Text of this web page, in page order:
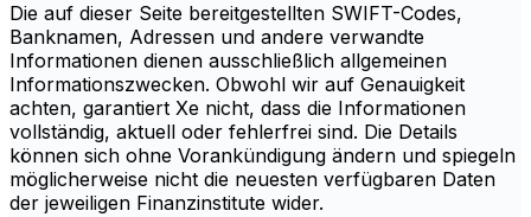
Die auf dieser Seite bereitgestellten SWIFT-Codes,
Banknamen, Adressen und andere verwandte
Informationen dienen ausschließlich allgemeinen
Informationszwecken. Obwohl wir auf Genauigkeit
achten, garantiert Xe nicht, dass die Informationen
vollständig, aktuell oder fehlerfrei sind. Die Details
können sich ohne Vorankündigung ändern und spiegeln
möglicherweise nicht die neuesten verfügbaren Daten
der jeweiligen Finanzinstitute wider.